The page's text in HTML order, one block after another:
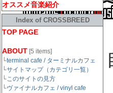
オススメ音楽紹介
Index of CROSSBREED
TOP PAGE
ABOUT [5 items]
└terminal cafe / ターミナルカフェ
└サイトマップ（カテゴリ一覧）
└このサイトの見方
└ヴァイナルカフェ / vinyl cafe
幼い頃から
楽の歴史。